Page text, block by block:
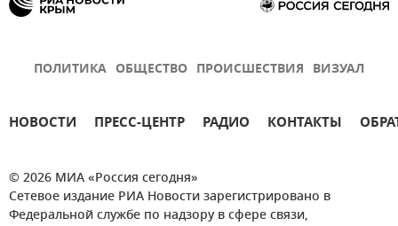
ПОЛИТИКА ОБЩЕСТВО ПРОИСШЕСТВИЯ ВИЗУАЛ
НОВОСТИ ПРЕСС-ЦЕНТР РАДИО КОНТАКТЫ
© 2026 МИА «Россия сегодня»
Сетевое издание РИА Новости зарегистрировано в
Федеральной службе по надзору в сфере связи,